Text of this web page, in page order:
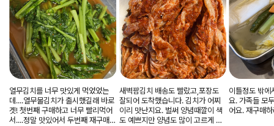
열무김치를 너무 맛있게 먹었었는
데....열무물김치가 출시했길래 바로
겟! 첫번째 구매하고 너무 빨리먹어
서....정말 맛있어서 두번째 재구매하
새벽팜김치 배송도 빨랐고,포장도
잘되어 도착했습니다. 김치가 어찌
이리 맛난지요. 벌써 양념때깔이 색
도 예쁘지만 양념도 많이 고르게 발
이틀정도 밖에
요. 가족들 모두 잘
어요. 재구매